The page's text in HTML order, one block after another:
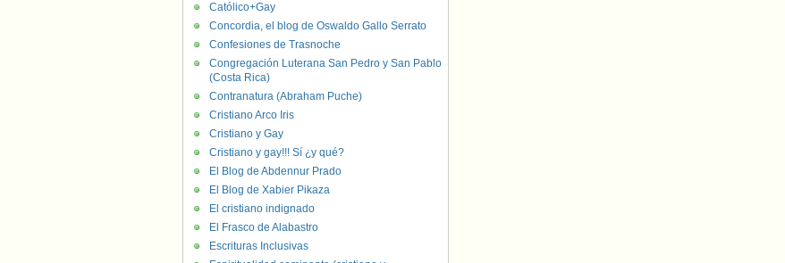
Católico+Gay
Concordia, el blog de Oswaldo Gallo Serrato
Confesiones de Trasnoche
Congregación Luterana San Pedro y San Pablo
(Costa Rica)
Contranatura (Abraham Puche)
Cristiano Arco Iris
Cristiano y Gay
Cristiano y gay!!! Sí ¿y qué?
El Blog de Abdennur Prado
El Blog de Xabier Pikaza
El cristiano indignado
El Frasco de Alabastro
Escrituras Inclusivas